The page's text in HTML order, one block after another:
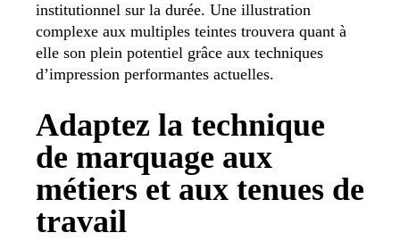
institutionnel sur la durée. Une illustration
complexe aux multiples teintes trouvera quant à
elle son plein potentiel grâce aux techniques
d’impression performantes actuelles.
Adaptez la technique
de marquage aux
métiers et aux tenues de
travail